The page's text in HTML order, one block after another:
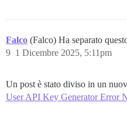
Falco (Falco) Ha separato
1 Dicembre 2025, 5:11pm
9
Un post è stato diviso in un
User API Key Generator Error